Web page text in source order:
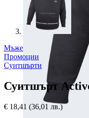
Мъже
Промоции
Суитшърти
Суитшърт
€ 18,41 (36,01 лв.)